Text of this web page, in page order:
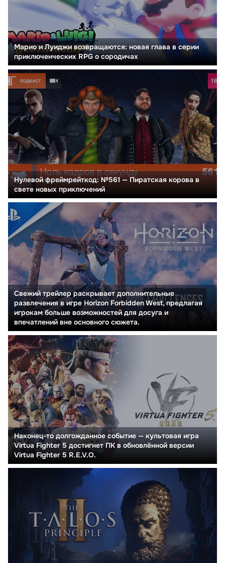
Марио и Луиджи возвращаются: новая глава в серии
приключенческих RPG о сородичах
Нулевой фреймрейткод: №561 — Пиратская корова в
свете новых приключений
Свежий трейлер раскрывает дополнительные
развлечения в игре Horizon Forbidden West, предлагая
игрокам больше возможностей для досуга и
впечатлений вне основного сюжета.
Наконец-то долгожданное событие — культовая игра
Virtua Fighter 5 достигнет ПК в обновлённой версии
Virtua Fighter 5 R.E.V.O.